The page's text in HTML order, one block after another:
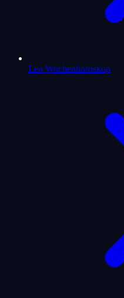
Leo Wochenhoroskop